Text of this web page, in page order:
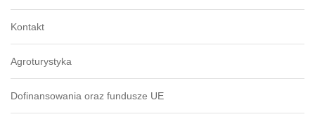
Kontakt
Agroturystyka
Dofinansowania oraz fundusze UE